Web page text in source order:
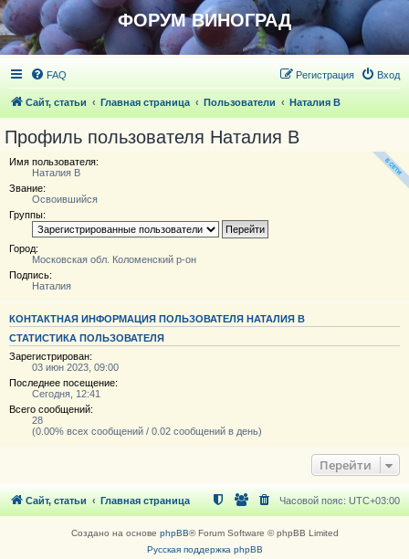
ФОРУМ ВИНОГРАД
FAQ Вход
Регистрация
Сайт, статьи Главная страница Пользователи Наталия В
Профиль пользователя Наталия В
Имя пользователя:
Наталия В
Звание:
Освоившийся
Группы:
Город:
Московская обл. Коломенский р-он
Подпись:
Наталия
КОНТАКТНАЯ ИНФОРМАЦИЯ ПОЛЬЗОВАТЕЛЯ НАТАЛИЯ В
СТАТИСТИКА ПОЛЬЗОВАТЕЛЯ
Зарегистрирован:
03 июн 2023, 09:00
Последнее посещение:
Сегодня, 12:41
Всего сообщений:
28
(0.00% всех сообщений / 0.02 сообщений в день)
Перейти
Сайт, статьи Главная страница Часовой пояс: UTC+03:00
Создано на основе phpBB® Forum Software © phpBB Limited
Русская поддержка phpBB